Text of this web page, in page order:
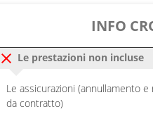
INFO
Le prestazioni non incluse
Le assicurazioni (annullamento
da contratto)